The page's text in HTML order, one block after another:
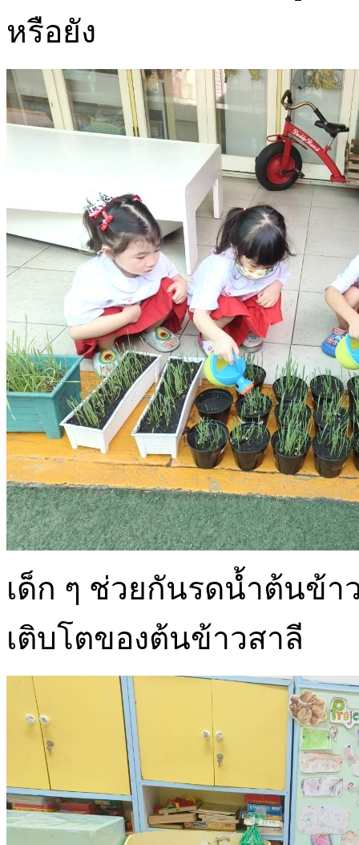
หรือยัง
เด็ก ๆ ช่วยกันรดน้ำต้นข้า
เติบโตของต้นข้าวสาลี